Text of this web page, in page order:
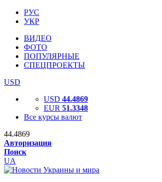
РУС
УКР
ВИДЕО
ФОТО
ПОПУЛЯРНЫЕ
СПЕЦПРОЕКТЫ
USD
USD 44.4869
EUR 51.3348
Все курсы валют
44.4869
Авторизация
Поиск
UA